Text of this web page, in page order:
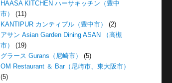
HAASA KITCHEN ハーサキッチン（豊中
市）
(11)
KANTIPUR カンティプル（豊中市）
(2)
アサン Asian Garden Dining ASAN （高槻
市）
(19)
グラース Gurans（尼崎市）
(5)
OM Restaurant ＆ Bar（尼崎市、東大阪市）
(5)